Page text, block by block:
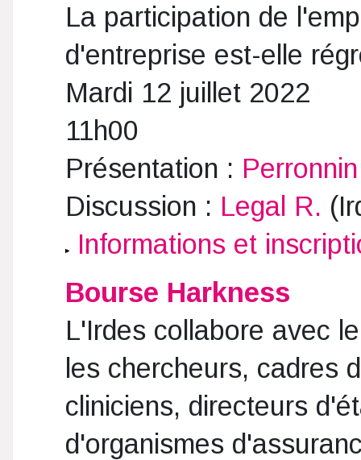
La participation de
d'entreprise est-elle
Mardi 12 juillet 2022
11h00
Présentation :
Discussion : Legal R.
Informations et
Bourse Harkness
L'Irdes collabore avec
les chercheurs, cadres
cliniciens, directeurs
d'organismes